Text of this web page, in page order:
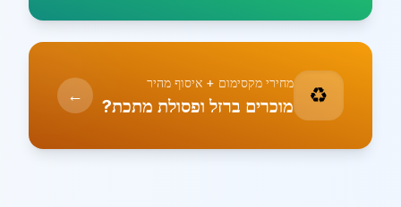
♻️ מחירי מקסימום + איסוף מהיר
מוכרים ברזל ופסולת מתכת? ←